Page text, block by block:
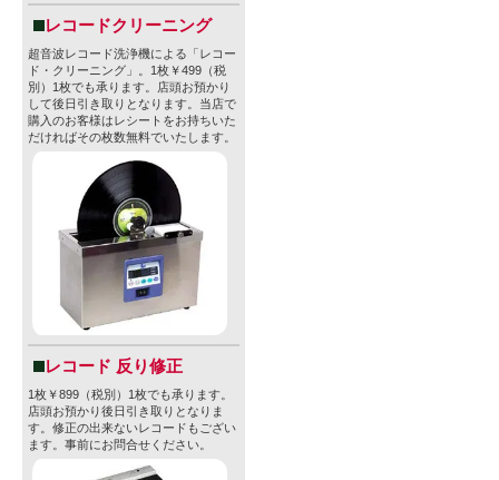
レコードクリーニング
超音波レコード洗浄機による「レコー
ド・クリーニング」。1枚￥499（税
別）1枚でも承ります。店頭お預かり
して後日引き取りとなります。当店で
購入のお客様はレシートをお持ちいた
だければその枚数無料でいたします。
レコード 反り修正
1枚￥899（税別）1枚でも承ります。
店頭お預かり後日引き取りとなりま
す。修正の出来ないレコードもござい
ます。事前にお問合せください。